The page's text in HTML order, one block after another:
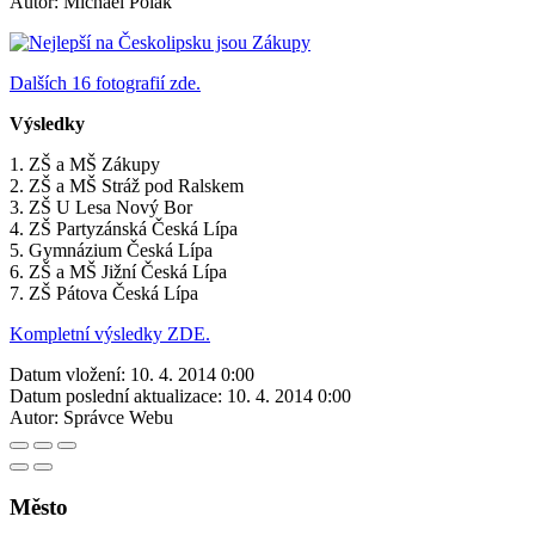
Dalších 16 fotografií zde.
Výsledky
1. ZŠ a MŠ Zákupy
2. ZŠ a MŠ Stráž pod Ralskem
3. ZŠ U Lesa Nový Bor
4. ZŠ Partyzánská Česká Lípa
5. Gymnázium Česká Lípa
6. ZŠ a MŠ Jižní Česká Lípa
7. ZŠ Pátova Česká Lípa
Kompletní výsledky ZDE.
Datum vložení: 10. 4. 2014 0:00
Datum poslední aktualizace: 10. 4. 2014 0:00
Autor: Správce Webu
Město